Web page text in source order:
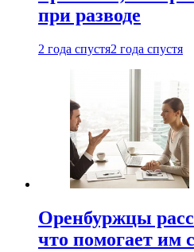
при разводе
2 года спустя2 года спустя
Оренбуржцы
что помогает им